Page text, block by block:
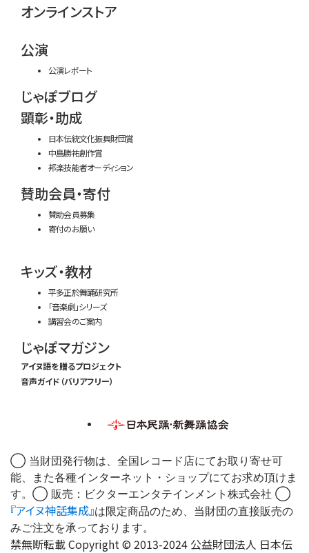
オンラインストア
公演
公演レポート
じゃぽブログ
顕彰・助成
日本伝統文化振興財団賞
中島勝祐創作賞
邦楽技能者オーディション
賛助会員・寄付
賛助会員募集
寄付のお願い
キッズ・教材
平多正於舞踊研究所
「音楽劇」シリーズ
講習会のご案内
じゃぽマガジン
アイヌ語を贈るプロジェクト
音声ガイド（バリアフリー）
◯ 当財団発行物は、全国レコード店にてお取り寄せ可
能、また各種インターネット・ショップにてお求め頂けま
す。◯ 販売：ビクターエンタテインメント株式会社 ◯
『アイヌ神話集成』は限定商品のため、当財団の直接販売の
みご注文を承っております。
禁無断転載 Copyright © 2013-2024 公益財団法人 日本伝